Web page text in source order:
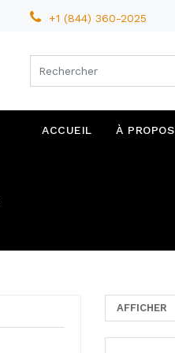
+1 (844) 360-2025
ACCUEIL À PROPOS
AFFICHER